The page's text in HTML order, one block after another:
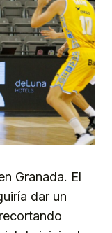
Granada. El
dar un